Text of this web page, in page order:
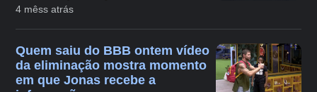
4 mêss atrás
Quem saiu do BBB ontem vídeo
da eliminação mostra momento
em que Jonas recebe a